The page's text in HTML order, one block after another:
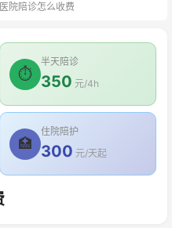
院陪诊怎么收费
⏱
半天陪诊
350 元/4h
🏥
住院陪护
300 元/天起